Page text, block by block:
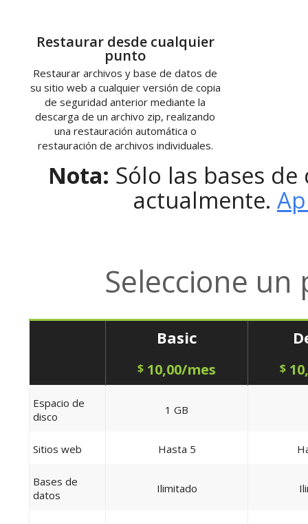
Restaurar desde cualquier
punto
Restaurar archivos y base de datos de
su sitio web a cualquier versión de copia
de seguridad anterior mediante la
descarga de un archivo zip, realizando
una restauración automática o
restauración de archivos individuales.
Nota: Sólo las bases
actualmente.
Seleccione
Basic
$ 10,00/mes $
Espacio de
disco
1 GB
Sitios web Hasta 5
Bases de
datos
Ilimitado